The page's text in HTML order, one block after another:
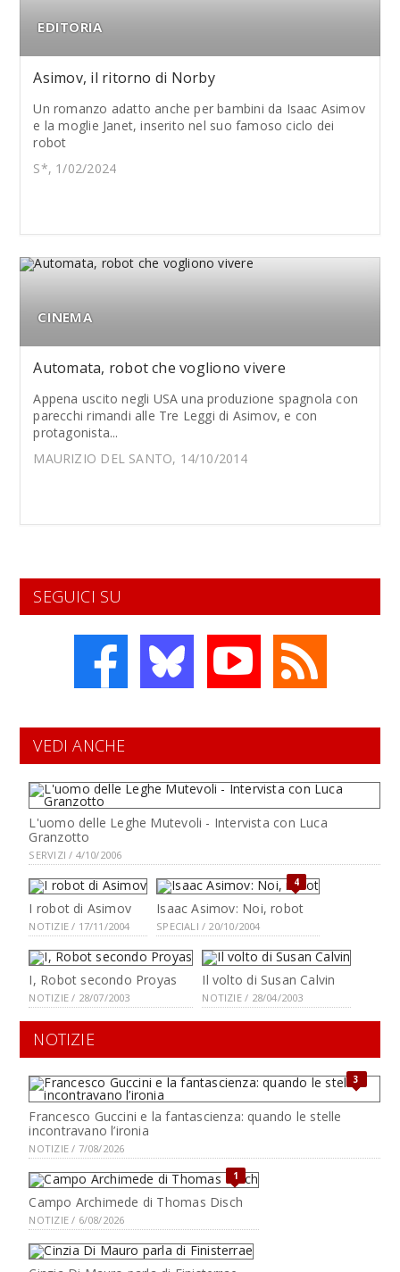
EDITORIA
Asimov, il ritorno di Norby
Un romanzo adatto anche per bambini da Isaac Asimov
e la moglie Janet, inserito nel suo famoso ciclo dei
robot
S*, 1/02/2024
CINEMA
Automata, robot che vogliono vivere
Appena uscito negli USA una produzione spagnola con
parecchi rimandi alle Tre Leggi di Asimov, e con
protagonista...
MAURIZIO DEL SANTO, 14/10/2014
SEGUICI SU
VEDI ANCHE
L'uomo delle Leghe Mutevoli - Intervista con Luca
Granzotto
SERVIZI / 4/10/2006
I robot di Asimov
NOTIZIE / 17/11/2004
4
Isaac Asimov: Noi, robot
SPECIALI / 20/10/2004
I, Robot secondo Proyas
NOTIZIE / 28/07/2003
Il volto di Susan Calvin
NOTIZIE / 28/04/2003
NOTIZIE
3
Francesco Guccini e la fantascienza: quando le stelle
incontravano l’ironia
NOTIZIE / 7/08/2026
1
Campo Archimede di Thomas Disch
NOTIZIE / 6/08/2026